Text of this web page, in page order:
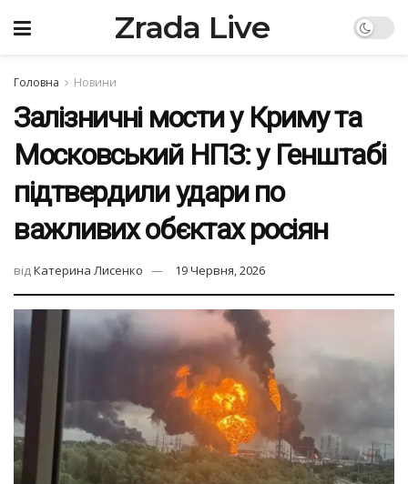
Zrada Live
Головна Новини
Залізничні мости у Криму та
Московський НПЗ: у Генштабі
підтвердили удари по
важливих обєктах росіян
відКатерина Лисенко 19 Червня, 2026